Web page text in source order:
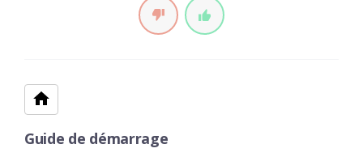
Guide de démarrage